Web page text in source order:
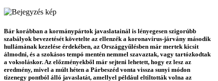
Bár korábban a kormánypártok javaslatainál is lényegesen szigorúbb
szabályok bevezetését követelte az ellenzék a koronavírus-járvány második
hullámának kezelése érdekében, az Országgyűlésben már mertek kicsit
álmodni, és a szokásos tempó mentén nemmel szavaztak, vagy tartózkodtak
a voksoláskor. Az előzményekből már sejteni lehetett, hogy ez lesz az
eredmény, mivel a múlt héten a Párbeszéd vonta vissza sunyi módon
tizenegy pontból álló javaslatát, amellyel például eltiltották volna az